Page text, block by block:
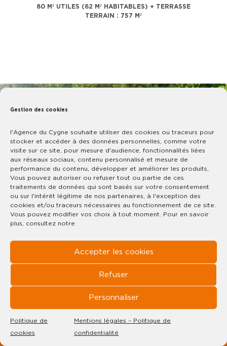
Gestion des cookies
l'Agence du Cygne souhaite utiliser des cookies ou traceurs pour
stocker et accéder à des données personnelles, comme votre
visite sur ce site, pour mesure d'audience, fonctionnalités liées
aux réseaux sociaux, contenu personnalisé et mesure de
performance du contenu, développer et améliorer les produits,
Vous pouvez autoriser ou refuser tout ou partie de ces
traitements de données qui sont basés sur votre consentement
ou sur l'intérêt légitime de nos partenaires, à l'exception des
cookies et/ou traceurs nécessaires au fonctionnement de ce site.
Vous pouvez modifier vos choix à tout moment. Pour en savoir
plus, consultez notre
Accepter les cookies
Refuser
Personnaliser
Politique de
cookies
Mentions légales – Politique de
confidentialité
CE BIEN VOUS INTÉRESSE ?
80 M² UTILES (62 M² HABITABLES) + TERRASSE
TERRAIN : 757 M²
RÉF : 1793
XONRUPT-LONGEMER
85 M² HABITABLES
TERRAIN : 1670 M²